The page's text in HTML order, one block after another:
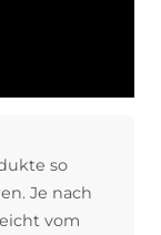
so
Je nach
vom